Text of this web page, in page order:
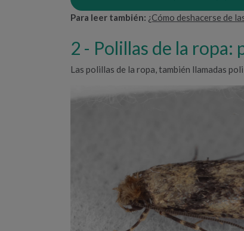
Para leer también: ¿Cómo deshacerse de
Polillas de la ropa:
Las polillas de la ropa, también llamadas